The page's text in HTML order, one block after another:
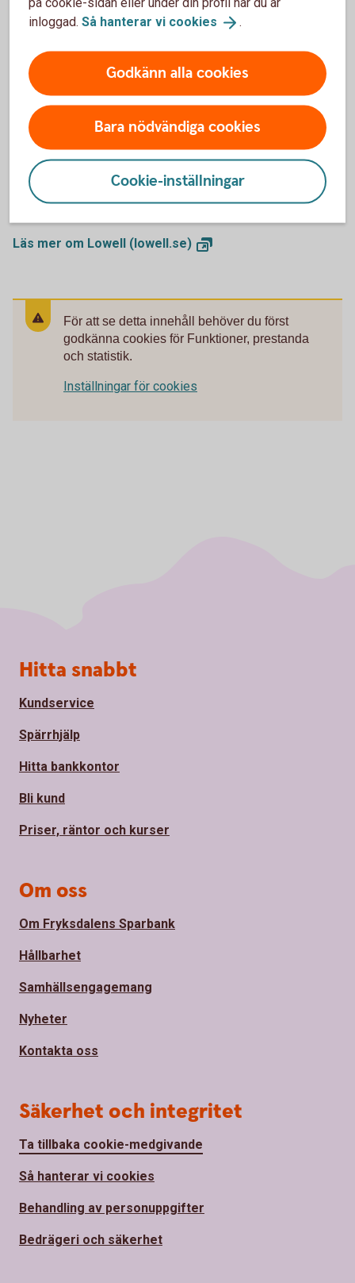
Ingen årsavgift
25 % på Efterbevakning
Så här fungerar Inkasso
Mer om Lowell
Läs mer om Lowell (lowell.se)
För att se detta innehåll behöver du först
godkänna cookies för Funktioner, prestanda
och statistik.
Inställningar för cookies
inloggad. Så hanterar vi cookies .
Godkänn alla cookies
Bara nödvändiga cookies
Cookie-inställningar
Sidfot
Hitta snabbt
Kundservice
Spärrhjälp
Hitta bankkontor
Bli kund
Priser, räntor och kurser
Om oss
Om Fryksdalens Sparbank
Hållbarhet
Samhällsengagemang
Nyheter
Kontakta oss
Säkerhet och integritet
Ta tillbaka cookie-medgivande
Så hanterar vi cookies
Behandling av personuppgifter
Bedrägeri och säkerhet